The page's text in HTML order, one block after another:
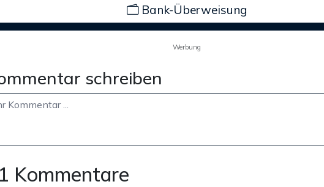
Bank-Überweisung
Werbung
schreiben
Kommentare